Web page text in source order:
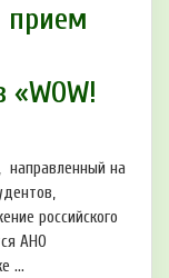
прием
направленный на
российского
АНО
...